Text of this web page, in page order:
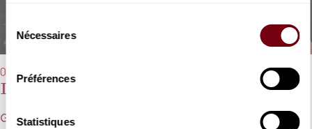
consentement
Nécessaires
Préférences
Statistiques
Il Delirio amoroso, Aminta e Fillide
05/06/2026 - 20h00
Georg Friedrich Haendel